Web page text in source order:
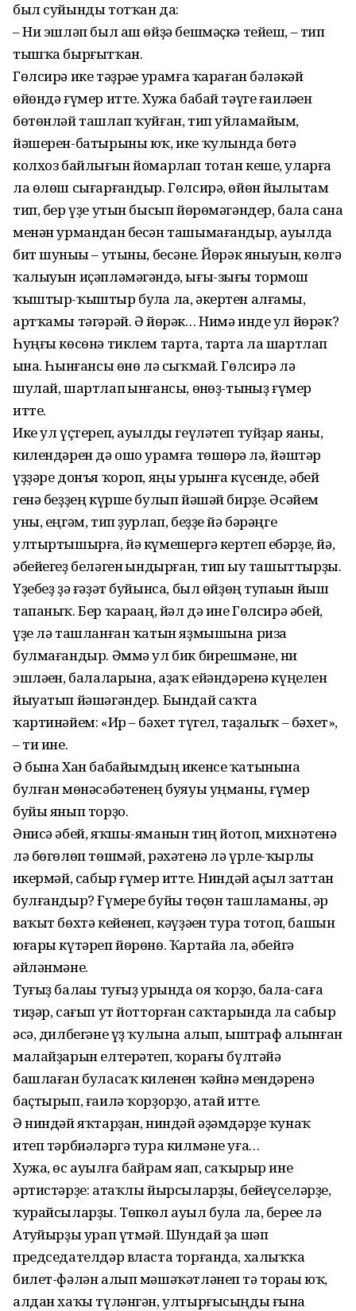
был суйынды тотҡан да:
– Ни эшләп был аш өйҙә бешмәҫкә тейеш, – тип
тышҡа бырғытҡан.
Гөлсирә ике тәҙрәһе урамға ҡараған бәләкәй
өйөндә ғүмер итте. Хужа бабай тәүге ғаиләһен
бөтөнләй ташлап ҡуйған, тип уйламайым,
йәшерен-батырыны юҡ, ике ҡулында бөтә
колхоз байлығын йомарлап тот­ан кеше, уларға
ла өлөш сығарғандыр. Гөлсирә, өйөн йылытам
тип, бер үҙе утын бысып йө­рөмәгәндер, бала сана
менән урмандан бесән ташымағандыр, ауылда
бит шуныһы – утыны, бесәне. Йөрәк яныуын, көлгә
ҡалыуын иҫәплә­мәгәндә, ығы-зығы тормош
ҡыштыр-ҡыштыр булһа ла, әкертен алғамы,
артҡамы тәгәрәй. Ә йөрәк… Нимә инде ул йөрәк?
Һуңғы көсөнә тиклем тарта, тарта ла шартлап
һына. Һынғансы өнө лә сыҡмай. Гөлсирә лә
шулай, шарт­лап һынғансы, өнһөҙ-тынһыҙ ғүмер
итте.
Ике ул үҫтереп, ауылды геүләтеп туйҙар яһаны,
килендәрен дә ошо урамға төшөрһә лә, йәштәр
үҙҙәре донъя ҡороп, яңы урынға күсенде, әбей
генә беҙҙең күрше булып йәшәй бирҙе. Әсәйем
уны, еңгәм, тип ҙурлап, беҙҙе йә бәрәңге
ултыртышырға, йә күмешергә кертеп ебәрҙе, йә,
әбейегеҙ беләген һындырған, тип һыу ташыт­тырҙы.
Үҙебеҙ ҙә ғәҙәт буйынса, был өйҙөң тупһаһын йыш
тапаныҡ. Бер ҡараһаң, йәл дә ине Гөлсирә әбей,
үҙе лә ташланған ҡатын яҙмышына риза
булмағандыр. Әммә ул бик бирешмәне, ни
эшләһен, балаларына, аҙаҡ ейәндә­ренә күңелен
йыуатып йәшә­гәндер. Бы­н­дай саҡта
ҡартинәйем: «Ир – бә­хет түгел, таҙалыҡ – бәхет»,
– ти ине.
Ә бына Хан бабайымдың икенсе ҡатынына
булған мөнәсәбәтенең буяуы уңманы, ғүмер
буйы янып торҙо.
Әнисә әбей, яҡшы-яманын тиң йотоп, михнәтенә
лә бөгөлөп төшмәй, рәхәтенә лә үрле-ҡырлы
һикермәй, сабыр ғүмер итте. Ниндәй аҫыл заттан
булғандыр? Ғүмере буйы төҫөн ташламаны, һәр
ваҡыт бөхтә кейенеп, кәүҙәһен тура тотоп, башын
юғары күтәреп йөрөнө. Ҡартайһа ла, әбейгә
әйләнмәне.
Туғыҙ балаһы туғыҙ урында оя ҡорҙо, бала-саға
тиҙәр, сағып ут йотторған саҡтарында ла сабыр
әсә, дилбегәне үҙ ҡулына алып, ыштраф һалынған
малайҙарын елтерәтеп, ҡорһағы бүлтәйә
башлаған буласаҡ киленен ҡәйнә мендәренә
баҫтырып, ғаилә ҡорҙорҙо, атай итте.
Ә ниндәй яҡтарҙан, ниндәй әҙәмдәрҙе ҡунаҡ
итеп тәрбиәләргә тура килмәне уға…
Хужа, өс ауылға байрам яһап, саҡы­рыр ине
әртистәрҙе: атаҡлы йырсы­ларҙы, бейеүселәрҙе,
ҡурайсы­ларҙы. Төпкөл ауыл булһа ла, береһе лә
Атһуйырҙы урап үтмәй. Шундай ҙа шәп
председателдәр власта торғанда, халыҡҡа
билет-фәлән алып мәшәҡәт­ләнеп тә тораһы юҡ,
алдан хаҡы түлән­гән, ултырғысыңды ғына